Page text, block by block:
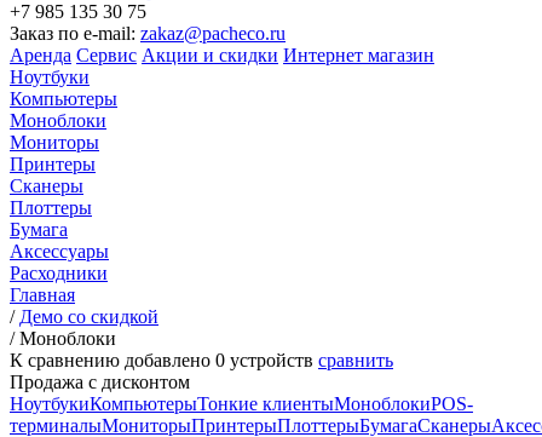
+7 985 135 30 75
Заказ по e-mail: zakaz@pacheco.ru
Аренда Сервис Акции и скидки Интернет магазин
Ноутбуки
Компьютеры
Моноблоки
Мониторы
Принтеры
Сканеры
Плоттеры
Бумага
Аксессуары
Расходники
Главная
/ Демо со скидкой
/Моноблоки
К сравнению добавлено 0 устройств сравнить
Продажа с дисконтом
НоутбукиКомпьютерыТонкие клиентыМоноблокиPOS-
терминалыМониторыПринтерыПлоттерыБумагаСканеры